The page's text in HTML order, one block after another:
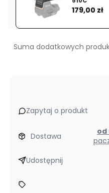
Cena
179,00 zł
Suma dodatkowych
Zapytaj o produkt
Dostawa
Udostępnij